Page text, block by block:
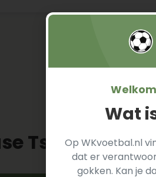
Tsjechië
Wat
Op WKvoetbal.nl
dat er
gokken. Kan je